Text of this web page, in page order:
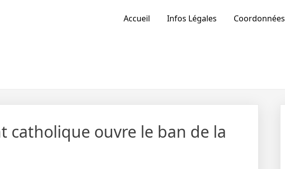
Accueil Infos Légales Coordonnées
catholique ouvre le ban de la